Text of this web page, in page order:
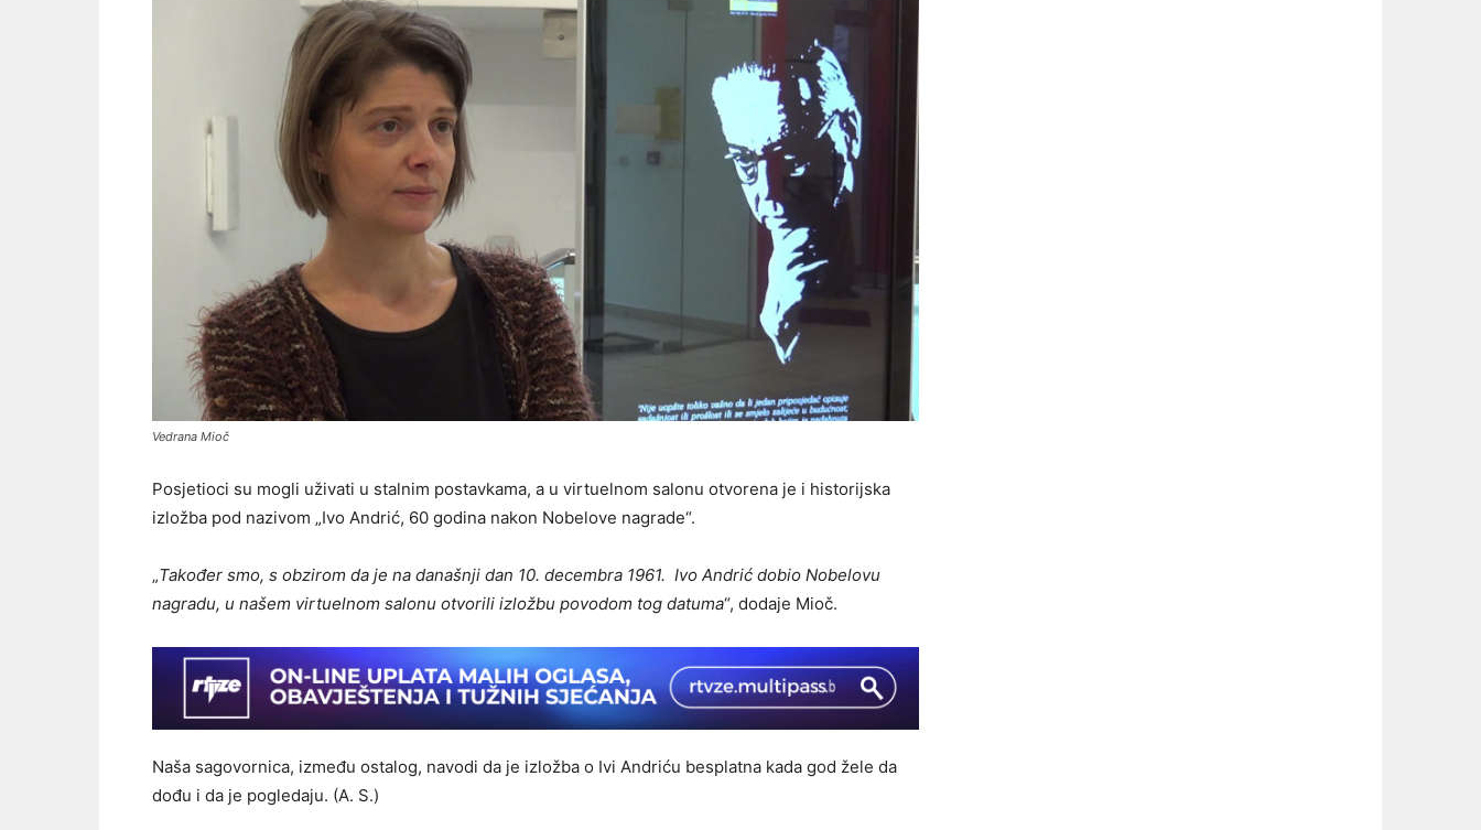
Vedrana Mioč
Posjetioci su mogli uživati u stalnim postavkama, a u virtuelnom salonu otvorena je i historijska
izložba pod nazivom „Ivo Andrić, 60 godina nakon Nobelove nagrade“.
„Također smo, s obzirom da je na današnji dan 10. decembra 1961. Ivo Andrić dobio Nobelovu
nagradu, u našem virtuelnom salonu otvorili izložbu povodom tog datuma“, dodaje Mioč.
Naša sagovornica, između ostalog, navodi da je izložba o Ivi Andriću besplatna kada god žele da
dođu i da je pogledaju. (A. S.)